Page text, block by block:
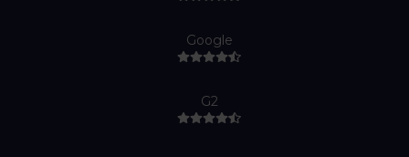
Google
G2